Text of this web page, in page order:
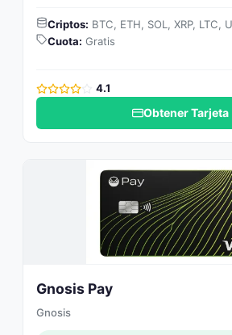
Criptos: BTC, ETH, SOL, XRP, LTC,
Cuota: Gratis
4.1
Obtener Tarjeta
Gnosis Pay
Gnosis